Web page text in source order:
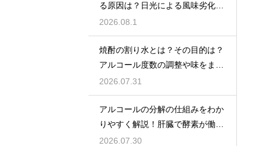
る原因は？日光による風味劣化を
解説
2026.08.1
焼酎の割り水とは？その目的は？
アルコール度数の調整や味をまろ
やかにする効果を解説
2026.07.31
アルコールの分解の仕組みをわか
りやすく解説！肝臓で酵素が働き
アセトアルデヒドに変化して無害
2026.07.30